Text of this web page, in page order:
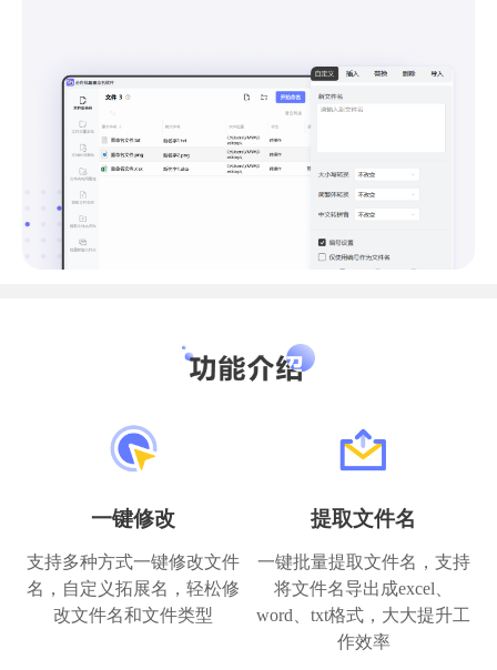
一键修改
支持多种方式一键修改文件
名，自定义拓展名，轻松修
改文件名和文件类型
提取文件名
一键批量提取文件名，支持
将文件名导出成excel、
word、txt格式，大大提升工
作效率